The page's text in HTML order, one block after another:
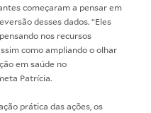
começaram a pensar em
desses dados. “Eles
nos recursos
como ampliando o olhar
em saúde no
Patrícia.
prática das ações, os